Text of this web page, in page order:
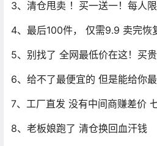
3、清仓甩卖 ！买一送一！每人限
4、最后100件， 仅需9.9 卖完恢
5、别找了 全网最低价在这！买
6、给不了最便宜的 但是能给你
7、工厂直发 没有中间商赚差价
8、老板娘跑了 清仓换回血汗钱